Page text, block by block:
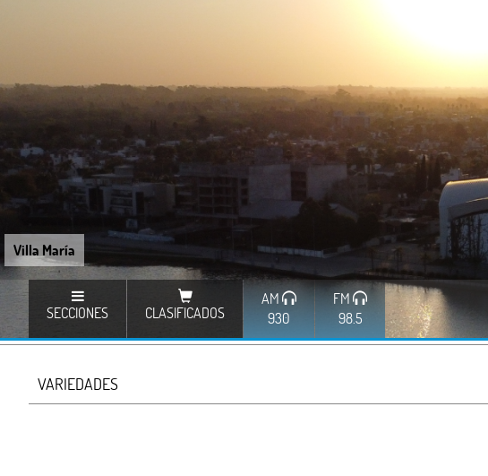
Villa María
SECCIONES CLASIFICADOS
AM
930
FM
98.5
VARIEDADES